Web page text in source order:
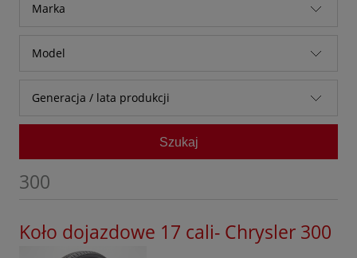
Marka
Baic
Bestune
BMW
BYD
Citroen
Model
Generacja / lata produkcji
Szukaj
300
Koło dojazdowe 17 cali- Chrysler 300